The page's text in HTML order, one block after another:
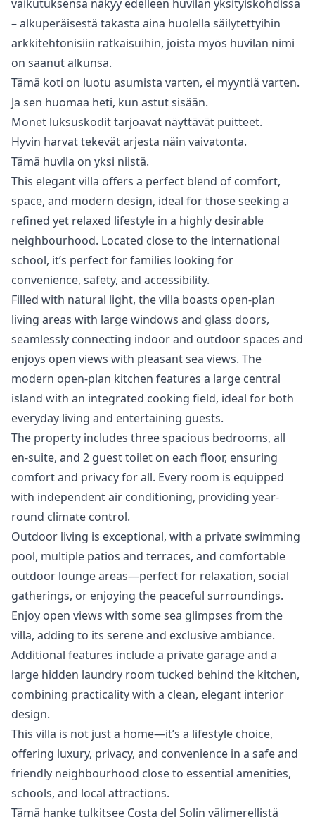
vaikutuksensa näkyy edelleen huvilan yksityiskohdissa
– alkuperäisestä takasta aina huolella säilytettyihin
arkkitehtonisiin ratkaisuihin, joista myös huvilan nimi
on ‌saanut ‌alkunsa.
Tämä ‌koti ‌on ‌luotu asumista varten, ei myyntiä ‌varten.
Ja ‌sen ‌huomaa heti, kun ‌astut ‌sisään.
Monet ‌luksuskodit ‌tarjoavat näyttävät ‌puitteet.
Hyvin harvat tekevät ‌arjesta ‌näin ‌vaivatonta.
Tämä ‌huvila ‌on ‌yksi ‌niistä.
This elegant villa offers a perfect blend of comfort,
space, and modern design, ideal for those seeking a
refined yet relaxed lifestyle in a highly desirable
neighbourhood. Located close to the international
school, it’s perfect for families looking for
convenience, safety, and accessibility.
Filled with natural light, the villa boasts open-plan
living areas with large windows and glass doors,
seamlessly connecting indoor and outdoor spaces and
enjoys open views with pleasant sea views. The
modern open-plan kitchen features a large central
island with an integrated cooking field, ideal for both
everyday living and entertaining guests.
The property includes three spacious bedrooms, all
en-suite, and 2 guest toilet on each floor, ensuring
comfort and privacy for all. Every room is equipped
with independent air conditioning, providing year-
round climate control.
Outdoor living is exceptional, with a private swimming
pool, multiple patios and terraces, and comfortable
outdoor lounge areas—perfect for relaxation, social
gatherings, or enjoying the peaceful surroundings.
Enjoy open views with some sea glimpses from the
villa, adding to its serene and exclusive ambiance.
Additional features include a private garage and a
large hidden laundry room tucked behind the kitchen,
combining practicality with a clean, elegant interior
‌design.
This ‌villa ‌is ‌not ‌just a home—it’s a lifestyle ‌choice,
‌offering ‌luxury, privacy, and ‌convenience ‌in ‌a ‌safe and
‌friendly neighbourhood close ‌to ‌essential ‌amenities,
‌schools, ‌and ‌local ‌attractions.
Tämä hanke tulkitsee Costa del Solin välimerellistä